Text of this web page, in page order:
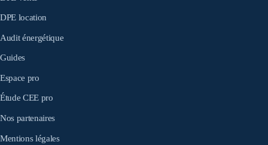
DPE location
Audit énergétique
Guides
Espace pro
Étude CEE pro
Nos partenaires
Mentions légales